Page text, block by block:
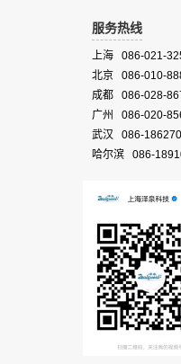
服务热线
上海 086-021-
北京 086-010-
成都 086-028-
广州 086-020-
武汉 086-
哈尔滨 086-